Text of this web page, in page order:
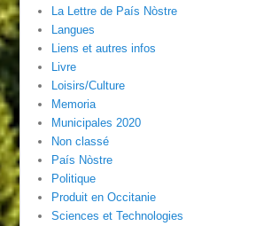
La Lettre de País Nòstre
Langues
Liens et autres infos
Livre
Loisirs/Culture
Memoria
Municipales 2020
Non classé
País Nòstre
Politique
Produit en Occitanie
Sciences et Technologies